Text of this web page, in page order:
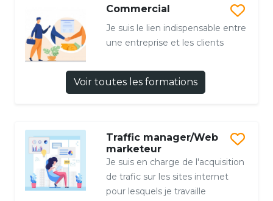
Commercial
Je suis le lien indispensable entre
une entreprise et les clients
Voir toutes les formations
Traffic manager/Web
marketeur
Je suis en charge de l'acquisition
de trafic sur les sites internet
pour lesquels je travaille